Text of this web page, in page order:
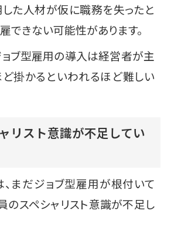
た人材が仮に職務を失ったと
雇できない可能性があります。
ョブ型雇用の導入は経営者が主
掛かるといわれるほど難しい
リスト意識が不足してい
まだジョブ型雇用が根付いて
のスペシャリスト意識が不足し